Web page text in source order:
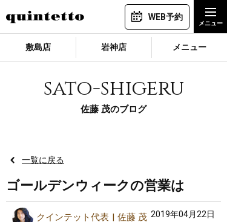
WEB予約
敷島店 岩神店 メニュー
sato-shigeru
佐藤 茂のブログ
一覧に戻る
ゴールデンウィークの営業は
クインテット代表 佐藤 茂 2019年04月22日